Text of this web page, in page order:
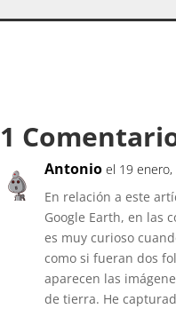
1
Antonio el 19 enero,
En relación a este
Google Earth, en las
es muy curioso
como si fueran dos
aparecen las
de tierra. He